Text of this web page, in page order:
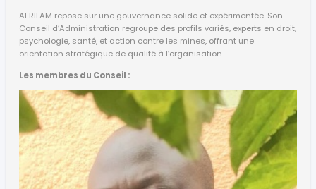
AFRILAM repose sur une gouvernance solide et expérimentée. Son
Conseil d’Administration regroupe des profils variés, experts en droit,
psychologie, santé, et action contre les mines, offrant une
orientation stratégique de qualité à l’organisation.
Les membres du Conseil :